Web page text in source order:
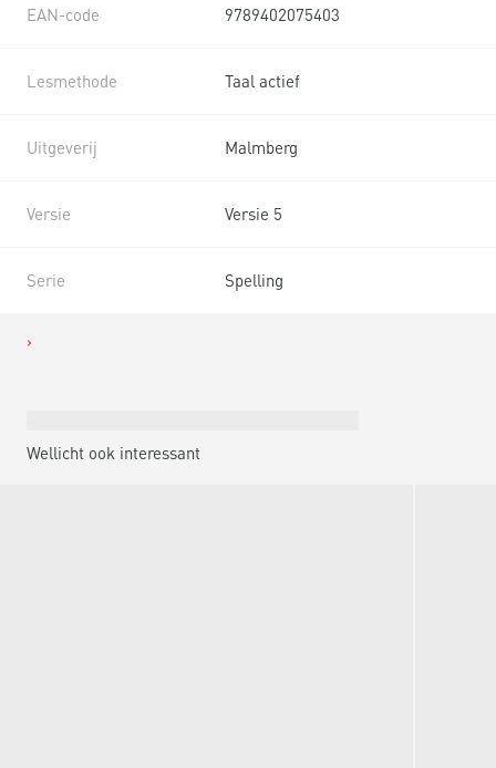
EAN-code 9789402075403
Lesmethode Taal actief
Uitgeverij Malmberg
Versie Versie 5
Serie Spelling
Wellicht ook interessant